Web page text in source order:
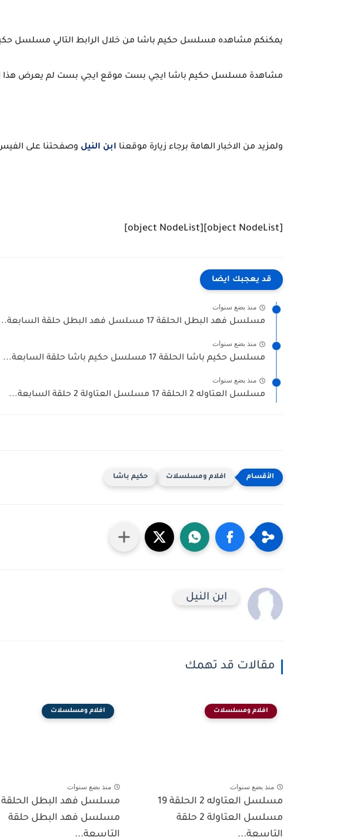
يمكنكم مشاهده مسلسل حكيم باشا من خلال الرابط التالي مسلسل حكيم باشا الحلقة 6 اون لاين
مشاهدة مسلسل حكيم باشا ايجي بست موقع ايجي بست لم يعرض
ولمزيد من الاخبار الهامة برجاء زيارة موقعنا ابن النيل وصفحتنا على
[object NodeList]
[object NodeList]
قد يعجبك ايضا
منذ بضع سنوات
مسلسل فهد البطل الحلقة 17 مسلسل فهد البطل حلقة السابعة...
منذ بضع سنوات
مسلسل حكيم باشا الحلقة 17 مسلسل حكيم باشا حلقة السابعة...
منذ بضع سنوات
مسلسل العتاوله 2 الحلقة 17 مسلسل العتاولة 2 حلقة السابعة...
افلام ومسلسلات حكيم باشا
ابن النيل
مقالات قد تهمك
افلام ومسلسلات
منذ بضع سنوات
مسلسل العتاوله 2 الحلقة 19
مسلسل العتاولة 2 حلقة
التاسعة...
افلام ومسلسلات
منذ بضع سنوات
مسلسل فهد البطل حلقة
التاسعة...